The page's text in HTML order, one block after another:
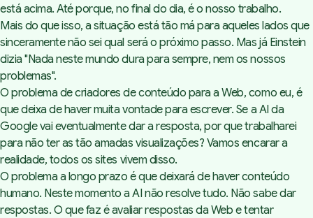
está acima. Até porque, no final do dia, é o nosso trabalho.
Mais do que isso, a situação está tão má para aqueles lados que
sinceramente não sei qual será o próximo passo. Mas já Einstein
dizia "Nada neste mundo dura para sempre, nem os nossos
problemas".
O problema de criadores de conteúdo para a Web, como eu, é
que deixa de haver muita vontade para escrever. Se a AI da
Google vai eventualmente dar a resposta, por que trabalharei
para não ter as tão amadas visualizações? Vamos encarar a
realidade, todos os sites vivem disso.
O problema a longo prazo é que deixará de haver conteúdo
humano. Neste momento a AI não resolve tudo. Não sabe dar
respostas. O que faz é avaliar respostas da Web e tentar